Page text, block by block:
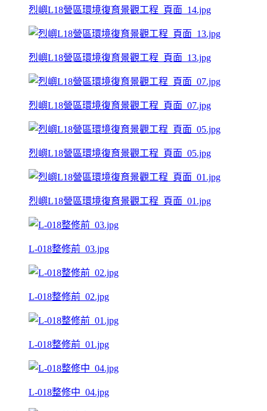
烈嶼L18營區環境復育景觀工程_頁面_14.jpg
烈嶼L18營區環境復育景觀工程_頁面_13.jpg
烈嶼L18營區環境復育景觀工程_頁面_07.jpg
烈嶼L18營區環境復育景觀工程_頁面_05.jpg
烈嶼L18營區環境復育景觀工程_頁面_01.jpg
L-018整修前_03.jpg
L-018整修前_02.jpg
L-018整修前_01.jpg
L-018整修中_04.jpg